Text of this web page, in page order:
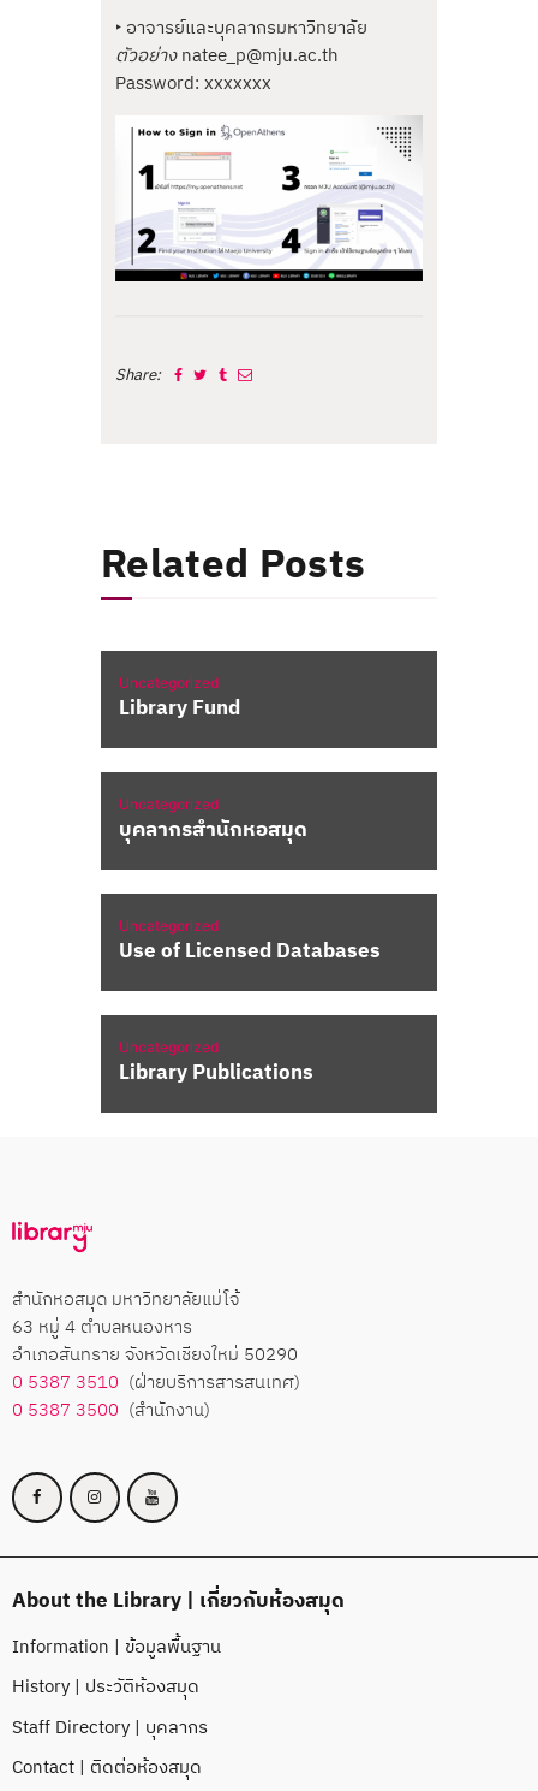
‣ อาจารย์และบุคลากรมหาวิทยาลัย
ตัวอย่างnatee_p@mju.ac.th
Password: xxxxxxx
Share:
Related Posts
Uncategorized
Library Fund
Uncategorized
บุคลากรสำนักหอสมุด
Uncategorized
Use of Licensed Databases
Uncategorized
Library Publications
สำนักหอสมุด มหาวิทยาลัยแม่โจ้
63 หมู่ 4 ตำบลหนองหาร
อำเภอสันทราย จังหวัดเชียงใหม่ 50290
0 5387 3510 (ฝ่ายบริการสารสนเทศ)
0 5387 3500 (สำนักงาน)
About the Library | เกี่ยวกับห้องสมุด
Information | ข้อมูลพื้นฐาน
History | ประวัติห้องสมุด
Staff Directory | บุคลากร
Contact | ติดต่อห้องสมุด